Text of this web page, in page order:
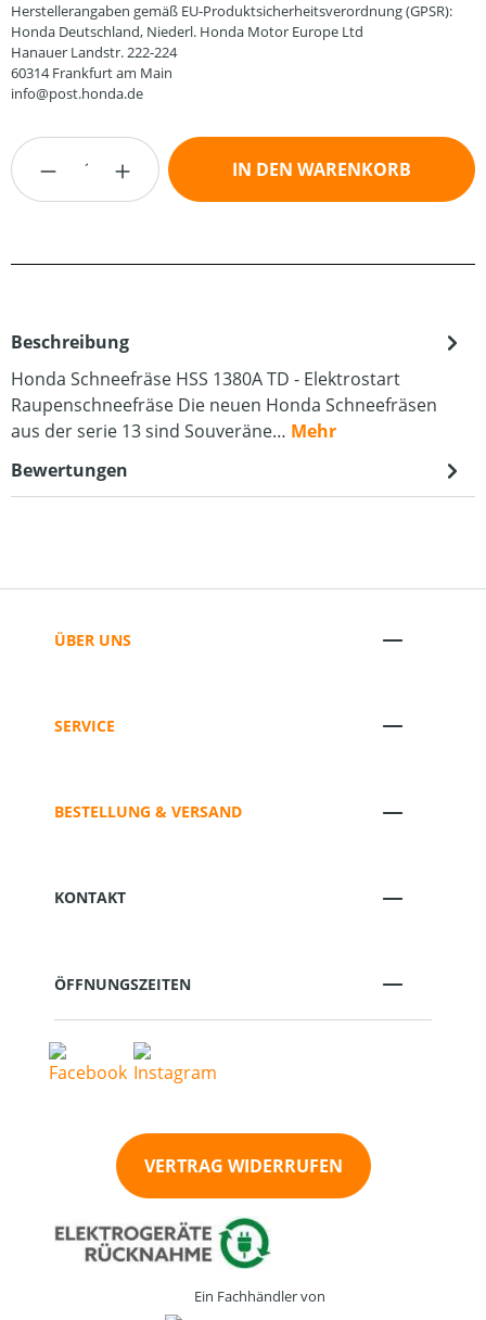
Herstellerangaben gemäß EU-Produktsicherheitsverordnung (GPSR):
Honda Deutschland, Niederl. Honda Motor Europe Ltd
Hanauer Landstr. 222-224
60314 Frankfurt am Main
info@post.honda.de
Produkt Anzahl: Gib den gewünschten
IN DEN WARENKORB
Beschreibung
Honda Schneefräse HSS 1380A TD - Elektrostart
Raupenschneefräse Die neuen Honda Schneefräsen
aus der serie 13 sind Souveräne… Mehr
Bewertungen
ÜBER UNS
SERVICE
BESTELLUNG & VERSAND
KONTAKT
ÖFFNUNGSZEITEN
VERTRAG WIDERRUFEN
Ein Fachhändler von